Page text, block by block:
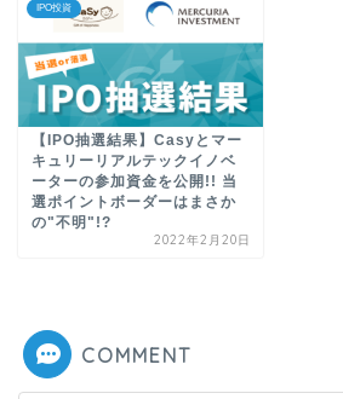
IPO投資
【IPO抽選結果】Casyとマー
キュリーリアルテックイノベ
ーターの参加資金を公開!! 当
選ポイントボーダーはまさか
の"不明"!?
2022年2月20日
COMMENT